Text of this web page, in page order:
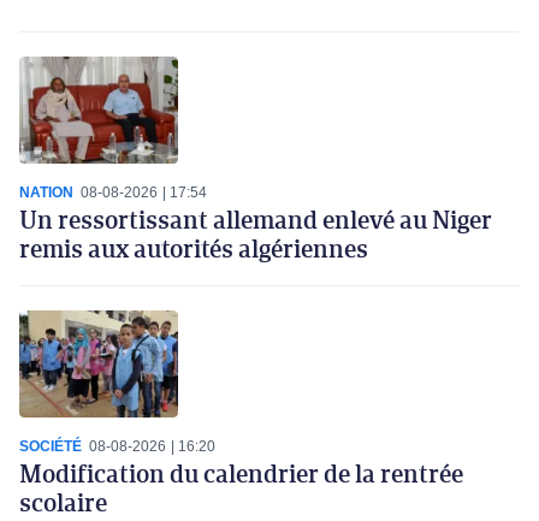
NATION 08-08-2026 17:54
Un ressortissant allemand enlevé au Niger
remis aux autorités algériennes
SOCIÉTÉ 08-08-2026 16:20
Modification du calendrier de la rentrée
scolaire